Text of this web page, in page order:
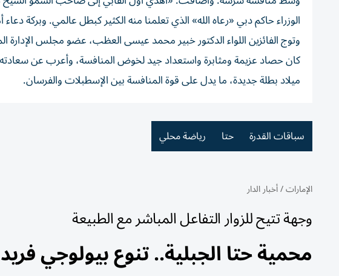
الوزراء حاكم دبي «رعاه الله» الذي تعلمنا منه الكثير كبطل عالمي. وبركة
وتوج الفائزين اللواء الدكتور خبير محمد عيسى العظب، عضو مجلس الإدارة
كان حصاد عزيمة ومثابرة واستعداد جيد لخوض المنافسة، وأعرب عن
ميلاد بطلة جديدة، ما يدل على قوة المنافسة بين الإسطبلات والفرسان.
سباقات القدرة حتا رياضة محلي
الإمارات/أخبار الدار
وجهة تتيح للزوار التفاعل المباشر مع الطبيعة
محمية حتا الجبلية.. تنوع بيولوجي